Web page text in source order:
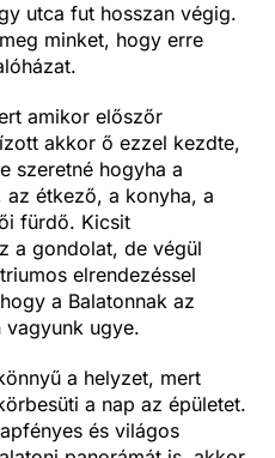
utca fut hosszan végig.
minket, hogy erre
amikor előszőr
akkor ő ezzel kezdte,
szeretné hogyha a
az étkező, a konyha, a
fürdő. Kicsit
a gondolat, de végül
elrendezéssel
a Balatonnak az
vagyunk ugye.
a helyzet, mert
a nap az épületet.
és világos